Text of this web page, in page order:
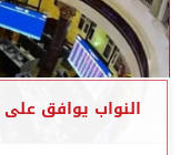
النواب يوافق